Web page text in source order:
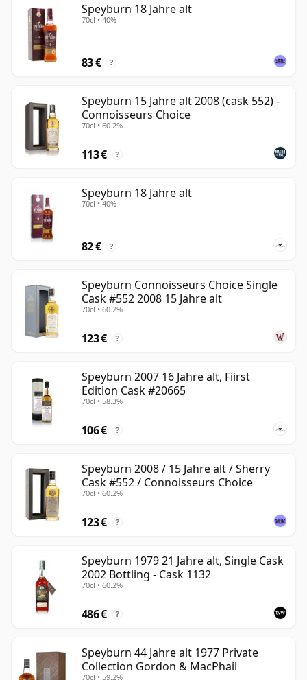
Speyburn 18 Jahre alt
70cl • 40%
83 € ?
Speyburn 15 Jahre alt 2008 (cask 552) -
Connoisseurs Choice
70cl • 60.2%
113 € ?
Speyburn 18 Jahre alt
70cl • 40%
82 € ?
Speyburn Connoisseurs Choice Single
Cask #552 2008 15 Jahre alt
70cl • 60.2%
123 € ?
Speyburn 2007 16 Jahre alt, Fiirst
Edition Cask #20665
70cl • 58.3%
106 € ?
Speyburn 2008 / 15 Jahre alt / Sherry
Cask #552 / Connoisseurs Choice
70cl • 60.2%
123 € ?
Speyburn 1979 21 Jahre alt, Single Cask
2002 Bottling - Cask 1132
70cl • 60.2%
486 € ?
Speyburn 44 Jahre alt 1977 Private
Collection Gordon & MacPhail
70cl • 59.2%